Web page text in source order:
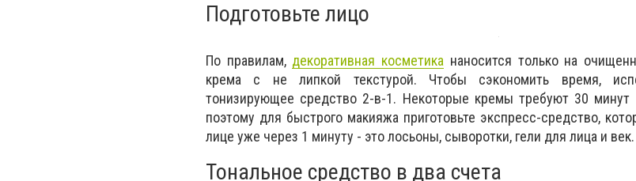
Подготовьте лицо
По правилам, декоративная косметика наносится только на
крема с не липкой текстурой. Чтобы сэкономить время,
тонизирующее средство 2-в-1. Некоторые кремы требуют 30 минут
поэтому для быстрого макияжа приготовьте экспресс-средство,
лице уже через 1 минуту - это лосьоны, сыворотки, гели для лица и век.
Тональное средство в два счета